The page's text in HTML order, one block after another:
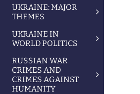
UKRAINE: MAJOR
THEMES
UKRAINE IN
WORLD POLITICS
RUSSIAN WAR
CRIMES AND
CRIMES AGAINST
HUMANITY